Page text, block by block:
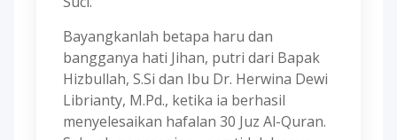
Bayangkanlah betapa haru dan
bangganya hati Jihan, putri dari Bapak
Hizbullah, S.Si dan Ibu Dr. Herwina Dewi
Librianty, M.Pd., ketika ia berhasil
menyelesaikan hafalan 30 Juz Al-Quran.